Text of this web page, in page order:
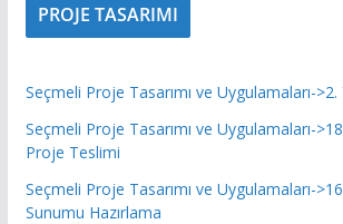
PROJE TASARIMI
Seçmeli Proje Tasarımı ve Uygulamaları->2.
Seçmeli Proje Tasarımı ve Uygulamaları-
Proje Teslimi
Seçmeli Proje Tasarımı ve Uygulamaları-
Sunumu Hazırlama